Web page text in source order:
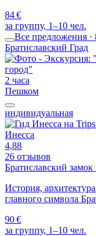
84 €
за группу, 1–10 чел.
Все предложения ·
Братиславский Град
2 часа
Пешком
индивидуальная
Инесса
4,88
26 отзывов
Братиславский
История,
главного символа
90 €
за группу, 1–10 чел.